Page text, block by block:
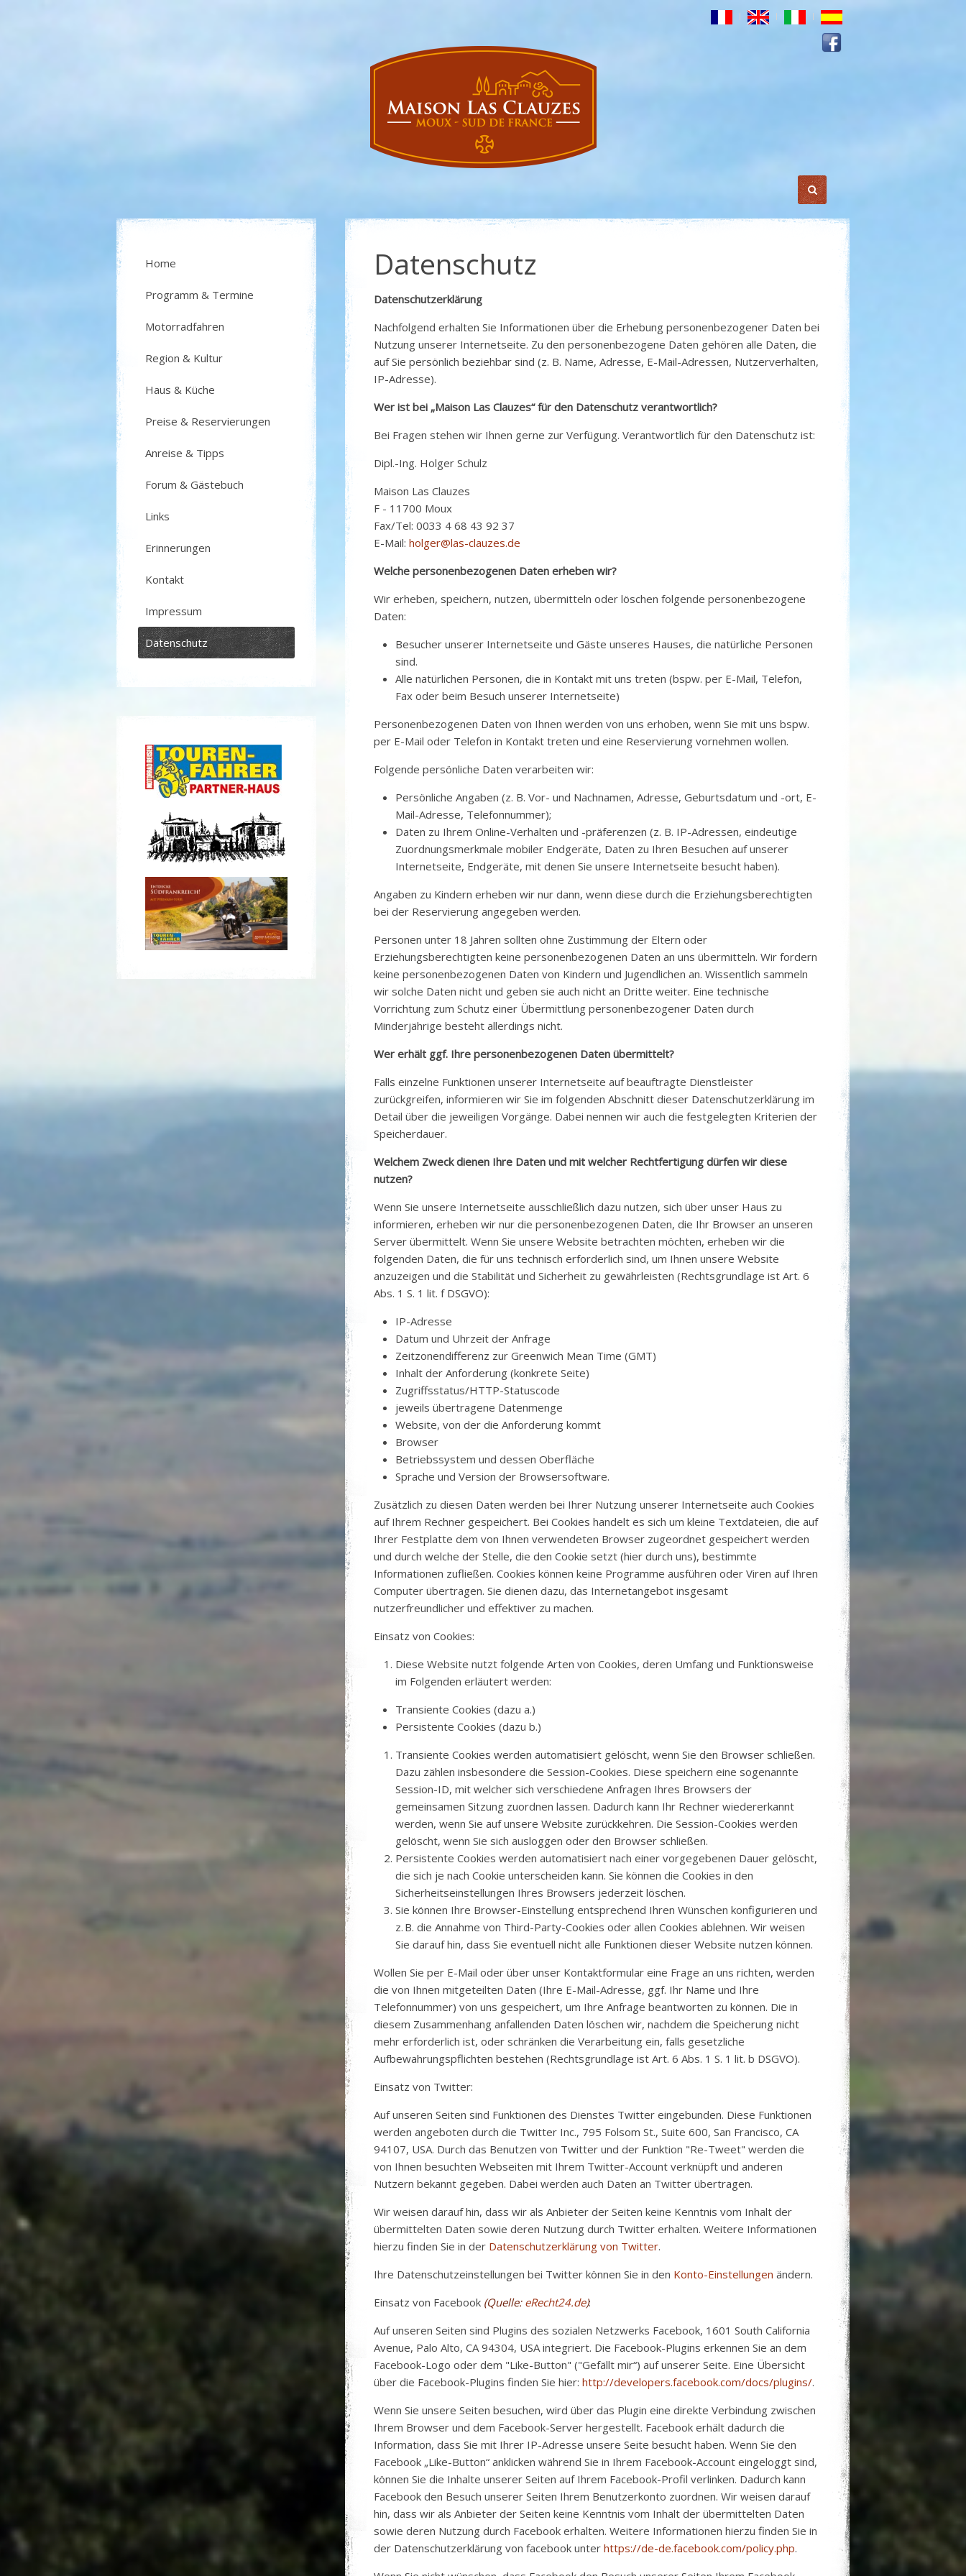
Datenschutz
Datenschutzerklärung
Nachfolgend erhalten Sie Informationen über die Erhebung personenbezogener Daten bei
Nutzung unserer Internetseite. Zu den personenbezogene Daten gehören alle Daten, die
auf Sie persönlich beziehbar sind (z. B. Name, Adresse, E-Mail-Adressen, Nutzerverhalten,
IP-Adresse).
Wer ist bei „Maison Las Clauzes“ für den Datenschutz verantwortlich?
Bei Fragen stehen wir Ihnen gerne zur Verfügung. Verantwortlich für den Datenschutz ist:
Dipl.-Ing. Holger Schulz
Maison Las Clauzes
F - 11700 Moux
Fax/Tel: 0033 4 68 43 92 37
E-Mail: holger@las-clauzes.de
Welche personenbezogenen Daten erheben wir?
Wir erheben, speichern, nutzen, übermitteln oder löschen folgende personenbezogene
Daten:
Besucher unserer Internetseite und Gäste unseres Hauses, die natürliche Personen
sind.
Alle natürlichen Personen, die in Kontakt mit uns treten (bspw. per E-Mail, Telefon,
Fax oder beim Besuch unserer Internetseite)
Personenbezogenen Daten von Ihnen werden von uns erhoben, wenn Sie mit uns bspw.
per E-Mail oder Telefon in Kontakt treten und eine Reservierung vornehmen wollen.
Folgende persönliche Daten verarbeiten wir:
Persönliche Angaben (z. B. Vor- und Nachnamen, Adresse, Geburtsdatum und -ort, E-
Mail-Adresse, Telefonnummer);
Daten zu Ihrem Online-Verhalten und -präferenzen (z. B. IP-Adressen, eindeutige
Zuordnungsmerkmale mobiler Endgeräte, Daten zu Ihren Besuchen auf unserer
Internetseite, Endgeräte, mit denen Sie unsere Internetseite besucht haben).
Angaben zu Kindern erheben wir nur dann, wenn diese durch die Erziehungsberechtigten
bei der Reservierung angegeben werden.
Personen unter 18 Jahren sollten ohne Zustimmung der Eltern oder
Erziehungsberechtigten keine personenbezogenen Daten an uns übermitteln. Wir fordern
keine personenbezogenen Daten von Kindern und Jugendlichen an. Wissentlich sammeln
wir solche Daten nicht und geben sie auch nicht an Dritte weiter. Eine technische
Vorrichtung zum Schutz einer Übermittlung personenbezogener Daten durch
Minderjährige besteht allerdings nicht.
Wer erhält ggf. Ihre personenbezogenen Daten übermittelt?
Falls einzelne Funktionen unserer Internetseite auf beauftragte Dienstleister
zurückgreifen, informieren wir Sie im folgenden Abschnitt dieser Datenschutzerklärung im
Detail über die jeweiligen Vorgänge. Dabei nennen wir auch die festgelegten Kriterien der
Speicherdauer.
Welchem Zweck dienen Ihre Daten und mit welcher Rechtfertigung dürfen wir diese
nutzen?
Wenn Sie unsere Internetseite ausschließlich dazu nutzen, sich über unser Haus zu
informieren, erheben wir nur die personenbezogenen Daten, die Ihr Browser an unseren
Server übermittelt. Wenn Sie unsere Website betrachten möchten, erheben wir die
folgenden Daten, die für uns technisch erforderlich sind, um Ihnen unsere Website
anzuzeigen und die Stabilität und Sicherheit zu gewährleisten (Rechtsgrundlage ist Art. 6
Abs. 1 S. 1 lit. f DSGVO):
IP-Adresse
Datum und Uhrzeit der Anfrage
Zeitzonendifferenz zur Greenwich Mean Time (GMT)
Inhalt der Anforderung (konkrete Seite)
Zugriffsstatus/HTTP-Statuscode
jeweils übertragene Datenmenge
Website, von der die Anforderung kommt
Browser
Betriebssystem und dessen Oberfläche
Sprache und Version der Browsersoftware.
Zusätzlich zu diesen Daten werden bei Ihrer Nutzung unserer Internetseite auch Cookies
auf Ihrem Rechner gespeichert. Bei Cookies handelt es sich um kleine Textdateien, die auf
Ihrer Festplatte dem von Ihnen verwendeten Browser zugeordnet gespeichert werden
und durch welche der Stelle, die den Cookie setzt (hier durch uns), bestimmte
Informationen zufließen. Cookies können keine Programme ausführen oder Viren auf Ihren
Computer übertragen. Sie dienen dazu, das Internetangebot insgesamt
nutzerfreundlicher und effektiver zu machen.
Einsatz von Cookies:
Diese Website nutzt folgende Arten von Cookies, deren Umfang und Funktionsweise
im Folgenden erläutert werden:
Transiente Cookies (dazu a.)
Persistente Cookies (dazu b.)
Transiente Cookies werden automatisiert gelöscht, wenn Sie den Browser schließen.
Dazu zählen insbesondere die Session-Cookies. Diese speichern eine sogenannte
Session-ID, mit welcher sich verschiedene Anfragen Ihres Browsers der
gemeinsamen Sitzung zuordnen lassen. Dadurch kann Ihr Rechner wiedererkannt
werden, wenn Sie auf unsere Website zurückkehren. Die Session-Cookies werden
gelöscht, wenn Sie sich ausloggen oder den Browser schließen.
Persistente Cookies werden automatisiert nach einer vorgegebenen Dauer gelöscht,
die sich je nach Cookie unterscheiden kann. Sie können die Cookies in den
Sicherheitseinstellungen Ihres Browsers jederzeit löschen.
Sie können Ihre Browser-Einstellung entsprechend Ihren Wünschen konfigurieren und
z. B. die Annahme von Third-Party-Cookies oder allen Cookies ablehnen. Wir weisen
Sie darauf hin, dass Sie eventuell nicht alle Funktionen dieser Website nutzen können.
Wollen Sie per E-Mail oder über unser Kontaktformular eine Frage an uns richten, werden
die von Ihnen mitgeteilten Daten (Ihre E-Mail-Adresse, ggf. Ihr Name und Ihre
Telefonnummer) von uns gespeichert, um Ihre Anfrage beantworten zu können. Die in
diesem Zusammenhang anfallenden Daten löschen wir, nachdem die Speicherung nicht
mehr erforderlich ist, oder schränken die Verarbeitung ein, falls gesetzliche
Aufbewahrungspflichten bestehen (Rechtsgrundlage ist Art. 6 Abs. 1 S. 1 lit. b DSGVO).
Einsatz von Twitter:
Auf unseren Seiten sind Funktionen des Dienstes Twitter eingebunden. Diese Funktionen
werden angeboten durch die Twitter Inc., 795 Folsom St., Suite 600, San Francisco, CA
94107, USA. Durch das Benutzen von Twitter und der Funktion "Re-Tweet" werden die
von Ihnen besuchten Webseiten mit Ihrem Twitter-Account verknüpft und anderen
Nutzern bekannt gegeben. Dabei werden auch Daten an Twitter übertragen.
Wir weisen darauf hin, dass wir als Anbieter der Seiten keine Kenntnis vom Inhalt der
übermittelten Daten sowie deren Nutzung durch Twitter erhalten. Weitere Informationen
hierzu finden Sie in der Datenschutzerklärung von Twitter.
Ihre Datenschutzeinstellungen bei Twitter können Sie in den Konto-Einstellungen ändern.
Einsatz von Facebook (Quelle: eRecht24.de):
Auf unseren Seiten sind Plugins des sozialen Netzwerks Facebook, 1601 South California
Avenue, Palo Alto, CA 94304, USA integriert. Die Facebook-Plugins erkennen Sie an dem
Facebook-Logo oder dem "Like-Button" ("Gefällt mir“) auf unserer Seite. Eine Übersicht
über die Facebook-Plugins finden Sie hier: http://developers.facebook.com/docs/plugins/.
Wenn Sie unsere Seiten besuchen, wird über das Plugin eine direkte Verbindung zwischen
Ihrem Browser und dem Facebook-Server hergestellt. Facebook erhält dadurch die
Information, dass Sie mit Ihrer IP-Adresse unsere Seite besucht haben. Wenn Sie den
Facebook „Like-Button“ anklicken während Sie in Ihrem Facebook-Account eingeloggt sind,
können Sie die Inhalte unserer Seiten auf Ihrem Facebook-Profil verlinken. Dadurch kann
Facebook den Besuch unserer Seiten Ihrem Benutzerkonto zuordnen. Wir weisen darauf
hin, dass wir als Anbieter der Seiten keine Kenntnis vom Inhalt der übermittelten Daten
sowie deren Nutzung durch Facebook erhalten. Weitere Informationen hierzu finden Sie in
der Datenschutzerklärung von facebook unter https://de-de.facebook.com/policy.php.
Home
Programm & Termine
Motorradfahren
Region & Kultur
Haus & Küche
Preise & Reservierungen
Anreise & Tipps
Forum & Gästebuch
Links
Erinnerungen
Kontakt
Impressum
Datenschutz